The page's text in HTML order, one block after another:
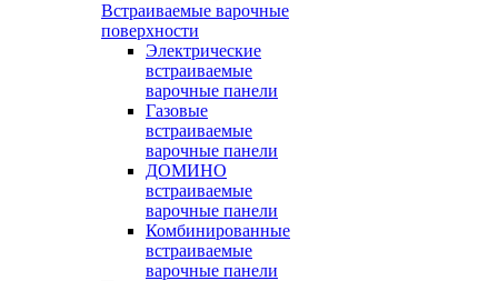
Встраиваемые варочные
поверхности
Электрические
встраиваемые
варочные панели
Газовые
встраиваемые
варочные панели
ДОМИНО
встраиваемые
варочные панели
Комбинированные
встраиваемые
варочные панели